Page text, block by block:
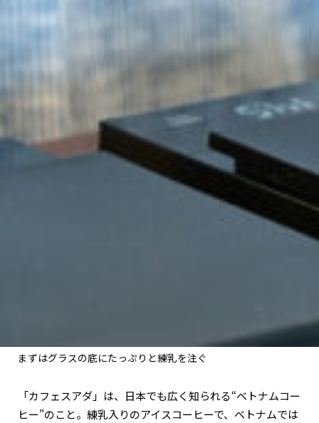
まずはグラスの底にたっぷりと練乳を注ぐ
「カフェスアダ」は、日本でも広く知られる“ベトナムコー
ヒー”のこと。練乳入りのアイスコーヒーで、ベトナムでは